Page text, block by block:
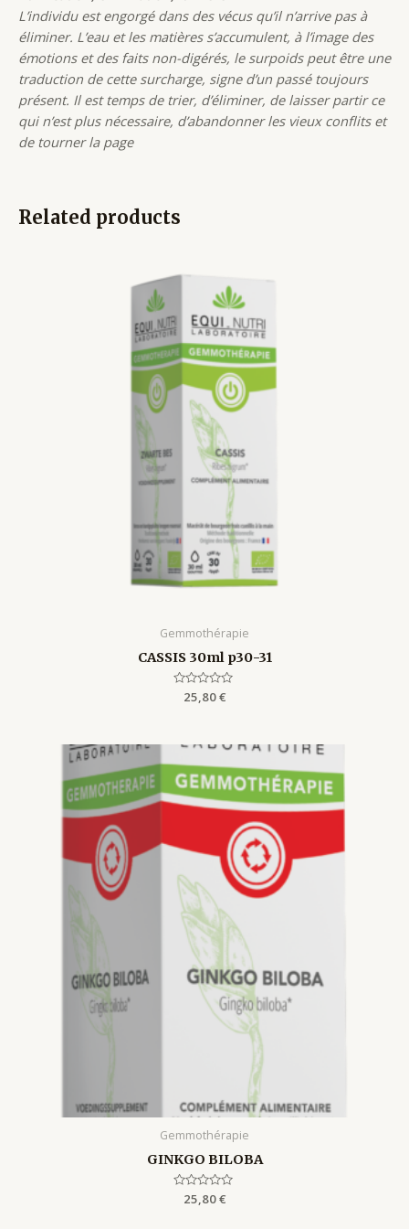
L’individu est engorgé dans des vécus qu’il n’arrive pas à
éliminer. L’eau et les matières s’accumulent, à l’image des
émotions et des faits non-digérés, le surpoids peut être une
traduction de cette surcharge, signe d’un passé toujours
présent. Il est temps de trier, d’éliminer, de laisser partir ce
qui n’est plus nécessaire, d’abandonner les vieux conflits et
de tourner la page
Related products
Gemmothérapie
CASSIS 30ml p30-31
Rated
25,80€
Gemmothérapie
GINKGO BILOBA
Rated
25,80€